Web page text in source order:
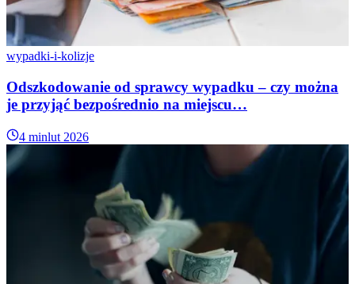
wypadki-i-kolizje
Odszkodowanie od sprawcy wypadku – czy można
je przyjąć bezpośrednio na miejscu…
4 minlut 2026